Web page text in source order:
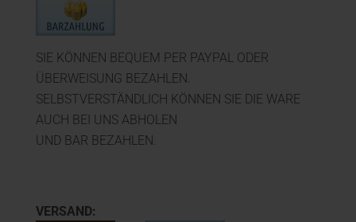
SIE KÖNNEN BEQUEM PER PAYPAL ODER
ÜBERWEISUNG BEZAHLEN.
SELBSTVERSTÄNDLICH KÖNNEN SIE DIE WARE
AUCH BEI UNS ABHOLEN
UND BAR BEZAHLEN.
VERSAND: